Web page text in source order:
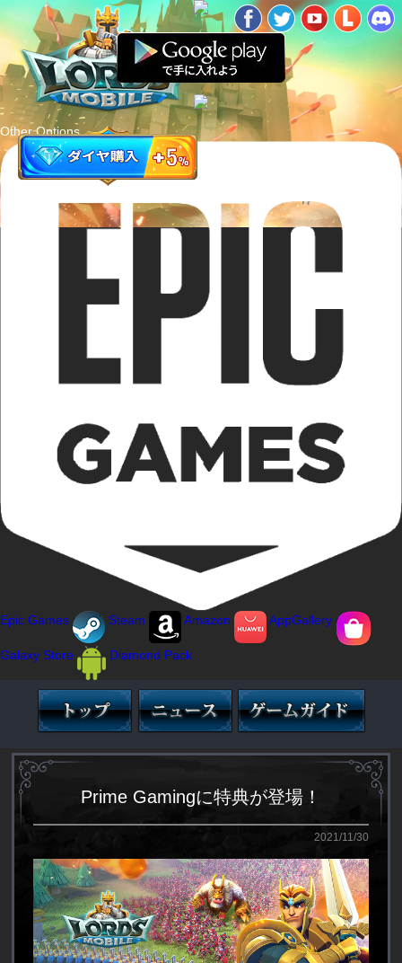
Other Options
Epic Games Steam Amazon AppGallery
Galaxy Store Diamond Pack
Prime Gamingに特典が登場！
2021/11/30